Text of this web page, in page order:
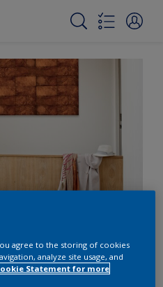
顏色展現創
agree to the storing of cookies
analyze site usage, and
Statement for more